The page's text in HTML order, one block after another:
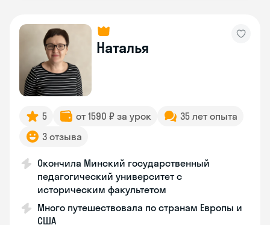
Наталья
5 от 1590 ₽ за урок
35 лет опыта
3 отзыва
Окончила Минский государственный
педагогический университет с
историческим факультетом
Много путешествовала по странам Европы и
США